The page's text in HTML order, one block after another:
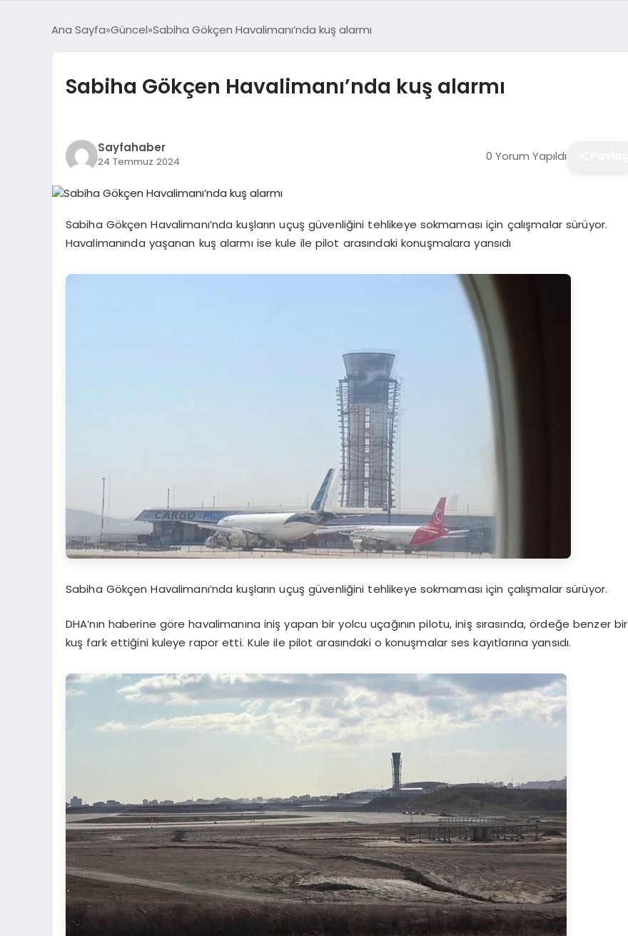
Ana Sayfa Güncel Sabiha Gökçen Havalimanı’nda kuş alarmı
Sabiha Gökçen Havalimanı’nda kuş alarmı
Sayfahaber
24 Temmuz 2024 0 Yorum Yapıldı
Sabiha Gökçen Havalimanı’nda kuşların uçuş güvenliğini tehlikeye sokmaması için çalışmalar sürüyor.
Havalimanında yaşanan kuş alarmı ise kule ile pilot arasındaki konuşmalara yansıdı
Sabiha Gökçen Havalimanı’nda kuşların uçuş güvenliğini tehlikeye sokmaması için çalışmalar sürüyor.
DHA’nın haberine göre havalimanına iniş yapan bir yolcu uçağının pilotu, iniş sırasında, ördeğe benzer bir
kuş fark ettiğini kuleye rapor etti. Kule ile pilot arasındaki o konuşmalar ses kayıtlarına yansıdı.